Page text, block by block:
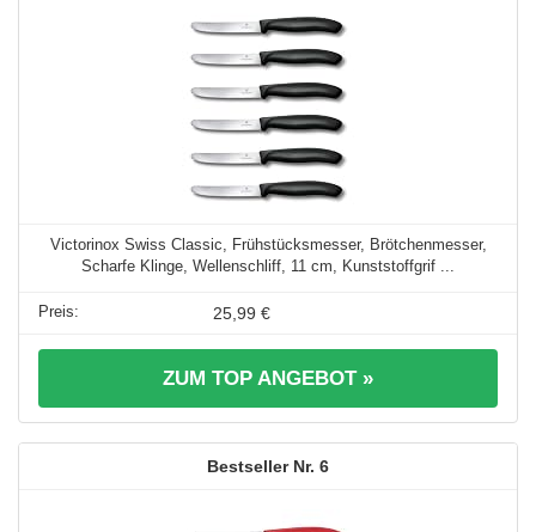
Victorinox Swiss Classic, Frühstücksmesser, Brötchenmesser,
Scharfe Klinge, Wellenschliff, 11 cm, Kunststoffgrif ...
25,99 €
ZUM TOP ANGEBOT »
6